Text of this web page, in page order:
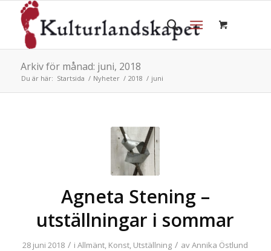
Arkiv för månad: juni, 2018
Du är här: Startsida / Nyheter / 2018 / juni
Agneta Stening –
utställningar i sommar
28 juni 2018 / iAllmänt, Konst, Utställning / avAnnika Östlund